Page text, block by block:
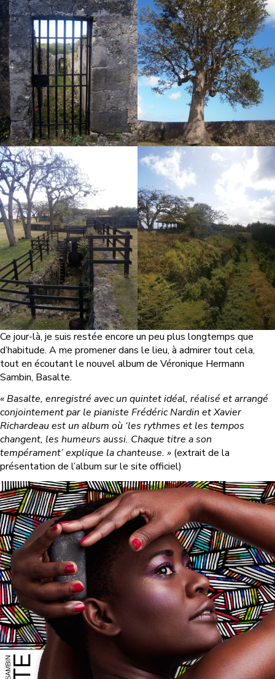
Ce jour-là, je suis restée encore un peu plus longtemps que
d’habitude. A me promener dans le lieu, à admirer tout cela,
tout en écoutant le nouvel album de Véronique Hermann
Sambin, Basalte.
« Basalte, enregistré avec un quintet idéal, réalisé et arrangé
conjointement par le pianiste Frédéric Nardin et Xavier
Richardeau est un album où ‘les rythmes et les tempos
changent, les humeurs aussi. Chaque titre a son
tempérament’ explique la chanteuse. » (extrait de la
présentation de l’album sur le site officiel)